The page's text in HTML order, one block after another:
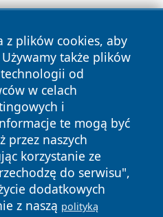
z plików cookies, aby
Używamy także plików
od
w celach
i
te mogą być
przez naszych
korzystanie ze
do serwisu",
dodatkowych
z naszą polityką
Wszystkie prawa
Polityka
Cookies